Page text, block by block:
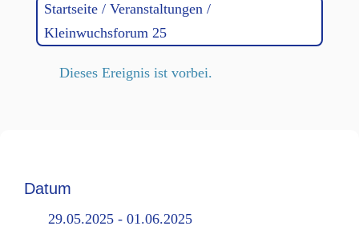
Startseite/ Veranstaltungen/
Kleinwuchsforum 25
Dieses Ereignis ist vorbei.
Datum
29.05.2025 - 01.06.2025